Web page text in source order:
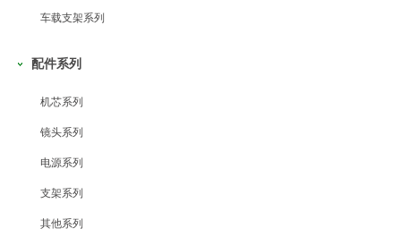
车载支架系列
配件系列
机芯系列
镜头系列
电源系列
支架系列
其他系列